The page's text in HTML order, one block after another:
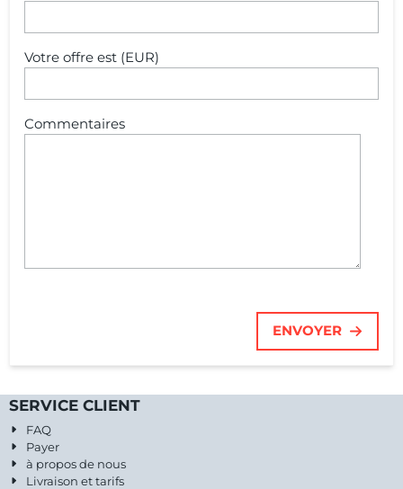
Votre offre est (EUR)
Commentaires
ENVOYER
SERVICE CLIENT
FAQ
Payer
à propos de nous
Livraison et tarifs